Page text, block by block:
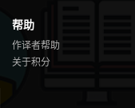
帮助
作译者帮助
关于积分